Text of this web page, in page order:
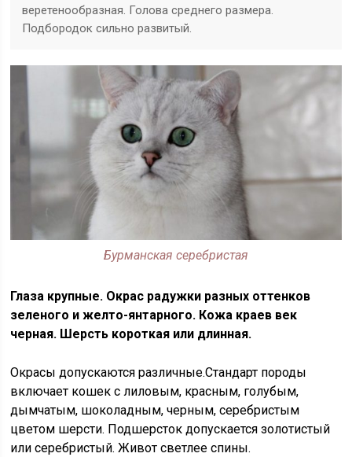
веретенообразная. Голова среднего размера.
Подбородок сильно развитый.
Бурманская серебристая
Глаза крупные. Окрас радужки разных оттенков
зеленого и желто-янтарного. Кожа краев век
черная. Шерсть короткая или длинная.
Окрасы допускаются различные.Стандарт породы
включает кошек с лиловым, красным, голубым,
дымчатым, шоколадным, черным, серебристым
цветом шерсти. Подшерсток допускается золотистый
или серебристый. Живот светлее спины.